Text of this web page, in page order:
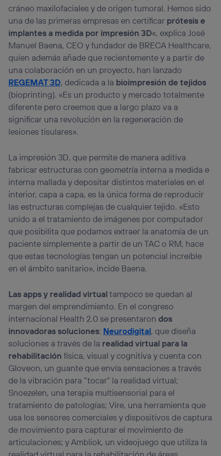
cráneo maxilofaciales y de origen tumoral. Hemos sido
una de las primeras empresas en certificar prótesis e
implantes a medida por impresión 3D«, explica José
Manuel Baena, CEO y fundador de BRECA Healthcare,
quien además añade que recientemente y a partir de
una colaboración en un proyecto, han lanzado
REGEMAT 3D, dedicada a la bioimpresión de tejidos
(bioprinting). «Es un producto y mercado totalmente
diferente pero creemos que a largo plazo va a
significar una revolución en la regeneración de
lesiones tisulares».
La impresión 3D, que permite de manera aditiva
fabricar estructuras con geometría interna a medida e
interna mallada y depositar distintos materiales en el
interior, capa a capa, es la única forma de reproducir
las estructuras complejas de cualquier tejido. «Esto
unido a el tratamiento de imágenes por computador
que posibilita que podamos extraer la anatomía de un
paciente simplemente a partir de un TAC o RM, hace
que estas tecnologías tengan un potencial increíble
en el ámbito sanitario», incide Baena.
Las apps y realidad virtualtampoco se quedan al
margen del emprendimiento. En el congreso
internacional Health 2.0 se presentarondos
innovadoras soluciones: Neurodigital, que diseña
soluciones a través de la realidad virtual para la
rehabilitación física, visual y cognitiva y cuenta con
Gloveon, un guante que envía sensaciones a través
de la vibración para “tocar” la realidad virtual;
Snoezelen, una terapia multisensorial para el
tratamiento de patologías; Vire, una herramienta que
usa los sensores comerciales y dispositivos de captura
de movimiento para capturar el movimiento de
articulaciones; y Ambliok, un videojuego que utiliza la